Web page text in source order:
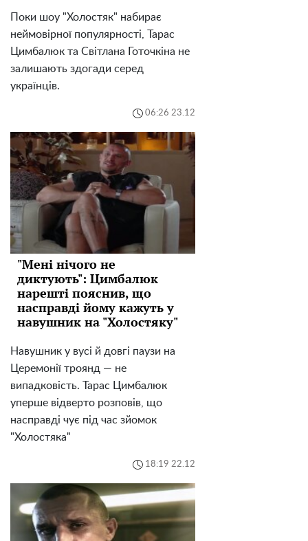
Поки шоу "Холостяк" набирає
неймовірної популярності, Тарас
Цимбалюк та Світлана Готочкіна не
залишають здогади серед
українців.
06:26 23.12
"Мені нічого не
диктують": Цимбалюк
нарешті пояснив, що
насправді йому кажуть у
навушник на "Холостяку"
Навушник у вусі й довгі паузи на
Церемонії троянд — не
випадковість. Тарас Цимбалюк
уперше відверто розповів, що
насправді чує під час зйомок
"Холостяка"
18:19 22.12